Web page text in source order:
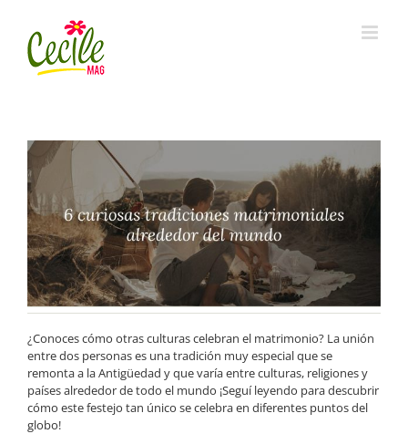
content
¿Conoces cómo otras culturas celebran el matrimonio? La unión
entre dos personas es una tradición muy especial que se
remonta a la Antigüedad y que varía entre culturas, religiones y
países alrededor de todo el mundo ¡Seguí leyendo para descubrir
cómo este festejo tan único se celebra en diferentes puntos del
globo!